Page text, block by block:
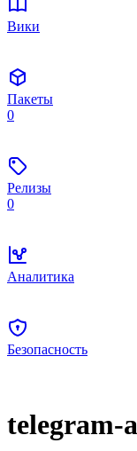
Вики
Пакеты
0
Релизы
0
Аналитика
Безопасность
telegram-